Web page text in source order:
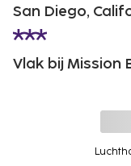
San Diego,
Vlak bij Mission